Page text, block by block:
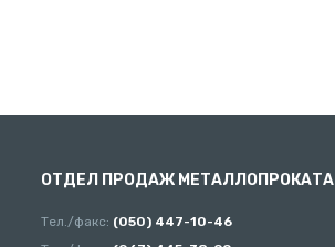
ОТДЕЛ ПРОДАЖ МЕТАЛЛОПРОКАТА
Тел./факс: (050) 447-10-46